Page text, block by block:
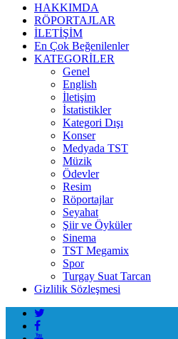
HAKKIMDA
RÖPORTAJLAR
İLETİŞİM
En Çok Beğenilenler
KATEGORİLER
Genel
English
İletişim
İstatistikler
Kategori Dışı
Konser
Medyada TST
Müzik
Ödevler
Resim
Röportajlar
Seyahat
Şiir ve Öyküler
Sinema
TST Megamix
Spor
Turgay Suat Tarcan
Gizlilik Sözleşmesi